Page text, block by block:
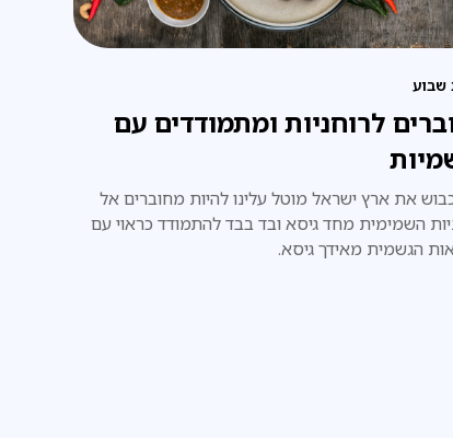
לרוחניות ומתמודדים עם
את ארץ ישראל מוטל עלינו להיות מחוברים אל
השמימית מחד גיסא ובד בבד להתמודד כראוי עם
הגשמית מאידך גיסא.